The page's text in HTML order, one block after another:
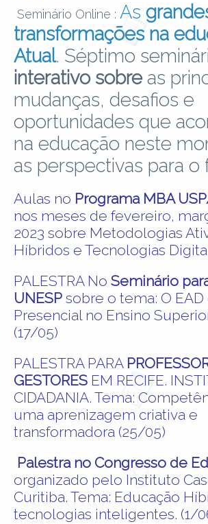
Seminário Online : As
transformações na
Atual. Séptimo
interativo sobreas
mudanças, desafios e
oportunidades que
na educação neste
as perspectivas para o
Aulas no Programa MBA
nos meses de fevereiro,
2023 sobre Metodologias
Híbridos e Tecnologias
PALESTRA No Seminário
UNESP sobre o tema: O EAD
Presencial no Ensino
(17/05)
PALESTRA PARA
GESTORES EM RECIFE.
CIDADANIA. Tema:
uma aprenizagem criativa e
transformadora (25/05)
Palestra no Congresso de
organizado pelo Instituto
Curitiba. Tema: Educação
tecnologias inteligentes. (1/